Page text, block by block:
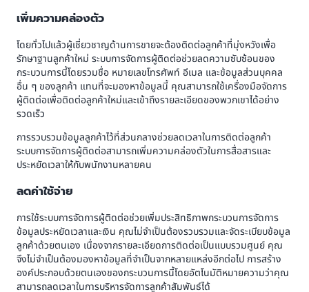
เพิ่มความคล่องตัว
โดยทั่วไปแล้วผู้เชี่ยวชาญด้านการขายจะต้องติดต่อลูกค้าที่มุ่งหวังเพื่อ
รักษาฐานลูกค้าใหม่ ระบบการจัดการผู้ติดต่อช่วยลดความซับซ้อนของ
กระบวนการนี้โดยรวมชื่อ หมายเลขโทรศัพท์ อีเมล และข้อมูลส่วนบุคคล
อื่น ๆ ของลูกค้า แทนที่จะมองหาข้อมูลนี้ คุณสามารถใช้เครื่องมือจัดการ
ผู้ติดต่อเพื่อติดต่อลูกค้าใหม่และเข้าถึงรายละเอียดของพวกเขาได้อย่าง
รวดเร็ว
การรวบรวมข้อมูลลูกค้าไว้ที่ส่วนกลางช่วยลดเวลาในการติดต่อลูกค้า
ระบบการจัดการผู้ติดต่อสามารถเพิ่มความคล่องตัวในการสื่อสารและ
ประหยัดเวลาให้กับพนักงานหลายคน
ลดค่าใช้จ่าย
การใช้ระบบการจัดการผู้ติดต่อช่วยเพิ่มประสิทธิภาพกระบวนการจัดการ
ข้อมูลประหยัดเวลาและเงิน คุณไม่จำเป็นต้องรวบรวมและจัดระเบียบข้อมูล
ลูกค้าด้วยตนเอง เนื่องจากรายละเอียดการติดต่อเป็นแบบรวมศูนย์ คุณ
จึงไม่จำเป็นต้องมองหาข้อมูลที่จำเป็นจากหลายแหล่งอีกต่อไป การสร้าง
องค์ประกอบด้วยตนเองของกระบวนการนี้โดยอัตโนมัติหมายความว่าคุณ
สามารถลดเวลาในการบริหารจัดการลูกค้าสัมพันธ์ได้